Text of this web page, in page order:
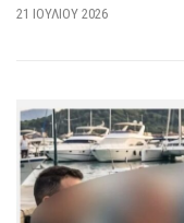
21 ΙΟΥΛΊΟΥ 2026